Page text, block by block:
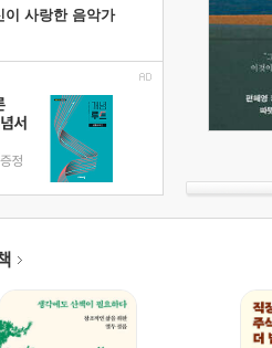
이 사랑한 음악가